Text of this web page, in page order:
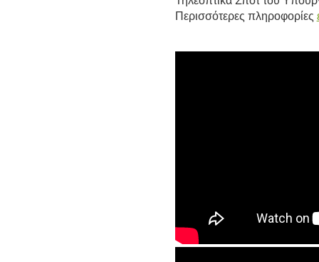
Περισσότερες πληροφορίες